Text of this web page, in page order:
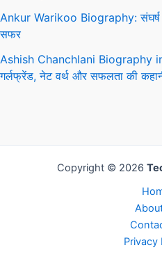
Ankur Warikoo Biography:
सफर
Ashish Chanchlani Biography in
गर्लफ्रेंड, नेट वर्थ और सफलता की
Copyright © 2026
Privacy